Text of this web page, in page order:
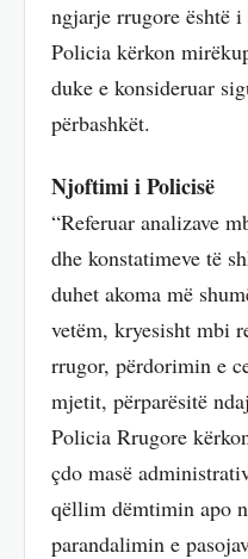
ngjarje rrugore është i
Policia kërkon
duke e konsideruar
përbashkët.
Njoftimi i Policisë
“Referuar analizave
dhe konstatimeve të
duhet akoma më
vetëm, kryesisht mbi
rrugor, përdorimin e
mjetit, përparësitë
Policia Rrugore
çdo masë
qëllim dëmtimin apo
parandalimin e